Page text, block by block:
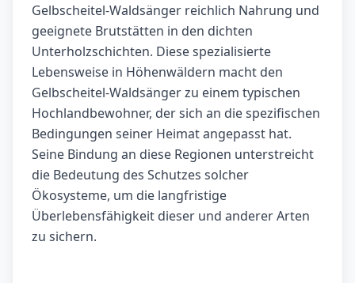
Gelbscheitel-Waldsänger reichlich Nahrung und
geeignete Brutstätten in den dichten
Unterholzschichten. Diese spezialisierte
Lebensweise in Höhenwäldern macht den
Gelbscheitel-Waldsänger zu einem typischen
Hochlandbewohner, der sich an die spezifischen
Bedingungen seiner Heimat angepasst hat.
Seine Bindung an diese Regionen unterstreicht
die Bedeutung des Schutzes solcher
Ökosysteme, um die langfristige
Überlebensfähigkeit dieser und anderer Arten
zu sichern.